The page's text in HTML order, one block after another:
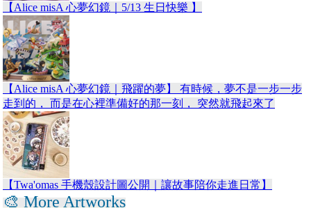
【Alice misA 心夢幻鏡｜5/13 生日快樂 】
【Alice misA 心夢幻鏡｜飛躍的夢】 有時候，夢不是一步一步
走到的， 而是在心裡準備好的那一刻， 突然就飛起來了
【Twa'omas 手機殼設計圖公開｜讓故事陪你走進日常】
🎨 More Artworks